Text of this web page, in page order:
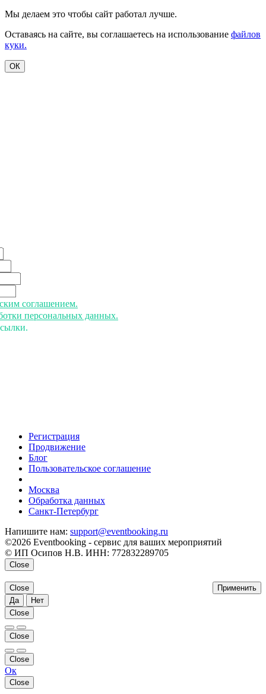
Мы делаем это чтобы сайт работал лучше.
Оставаясь на сайте, вы соглашаетесь на использование файлов
куки.
ОК
соглашением.
персональных данных.
Регистрация
Продвижение
Блог
Пользовательское соглашение
Москва
Обработка данных
Санкт-Петербург
Напишите нам: support@eventbooking.ru
©2026 Eventbooking - сервис для ваших мероприятий
© ИП Осипов Н.В. ИНН: 772832289705
Close
Применить
Close
Да
Нет
Close
Close
Close
Ок
Close